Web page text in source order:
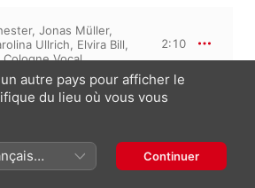
, Jonas Müller,
Ullrich, Elvira Bill,
Cologne Vocal
2:10
,Kölner
autre pays pour afficher le
du lieu où vous vous
Continuer